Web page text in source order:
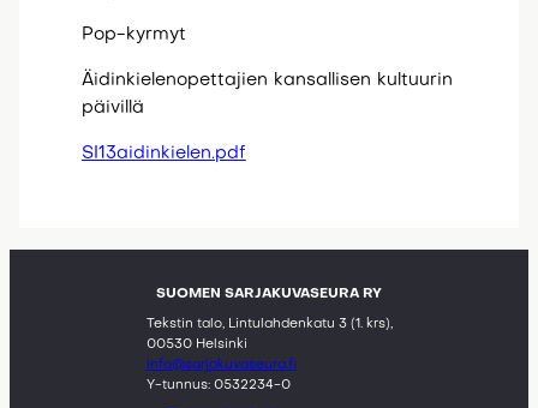
Pop-kyrmyt
Äidinkielenopettajien kansallisen kultuurin
päivillä
SI13aidinkielen.pdf
SUOMEN SARJAKUVASEURA RY
Tekstin talo, Lintulahdenkatu 3 (1. krs),
00530 Helsinki
info@sarjakuvaseura.fi
Y-tunnus: 0532234-0